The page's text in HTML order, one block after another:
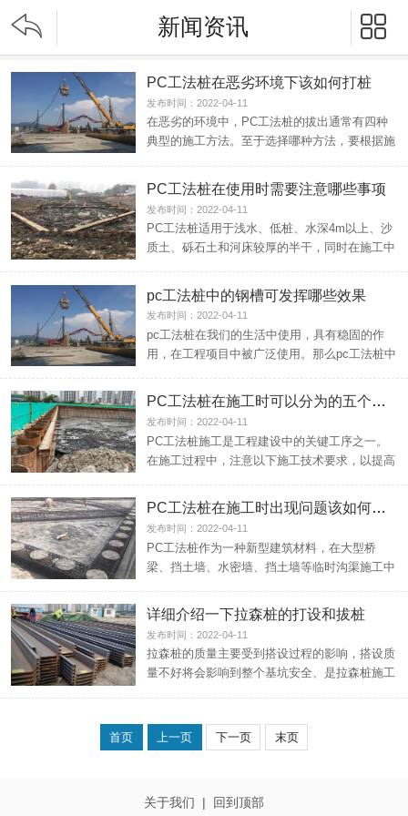
 新闻资讯 
PC工法桩在恶劣环境下该如何打桩
发布时间：2022-04-11
在恶劣的环境中，PC工法桩的拔出通常有四种
典型的施工方法。至于选择哪种方法，要根据施
PC工法桩在使用时需要注意哪些事项
发布时间：2022-04-11
PC工法桩适用于浅水、低桩、水深4m以上、沙
质土、砾石土和河床较厚的半干，同时在施工中
pc工法桩中的钢槽可发挥哪些效果
发布时间：2022-04-11
pc工法桩在我们的生活中使用，具有稳固的作
用，在工程项目中被广泛使用。那么pc工法桩中
PC工法桩在施工时可以分为的五个步骤
发布时间：2022-04-11
PC工法桩施工是工程建设中的关键工序之一。
在施工过程中，注意以下施工技术要求，以提高
PC工法桩在施工时出现问题该如何处理
发布时间：2022-04-11
PC工法桩作为一种新型建筑材料，在大型桥
梁、挡土墙、水密墙、挡土墙等临时沟渠施工中
详细介绍一下拉森桩的打设和拔桩
发布时间：2022-04-11
拉森桩的质量主要受到搭设过程的影响，搭设质
量不好将会影响到整个基坑安全、是拉森桩施工
首页 上一页 下一页 末页
关于我们 | 回到顶部